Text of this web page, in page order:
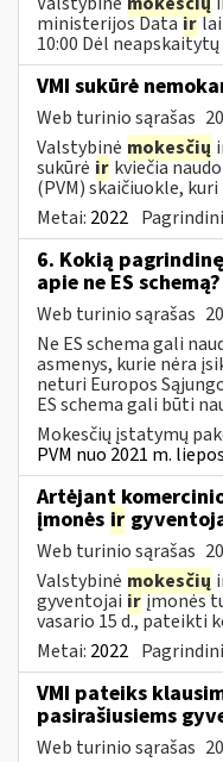
ministerijos Datair
10:00 Dėl
VMI sukūrė
Web turinio sąrašas
Valstybinė mokesčių
sukūrė ir kviečia
(PVM) skaičiuokle, kuri
Metai: 2022
6. Kokią
apie ne ES schemą?
Web turinio sąrašas
Ne ES schema gali
asmenys, kurie nėra
neturi Europos
ES schema gali būti
Mokesčių įstatymų
PVM nuo 2021 m.
Artėjant
įmonės ir
Web turinio sąrašas
Valstybinė mokesčių
gyventojai irįmonės
vasario 15 d., pateikti
Metai: 2022
VMI pateiks
pasirašiusiems
Web turinio sąrašas